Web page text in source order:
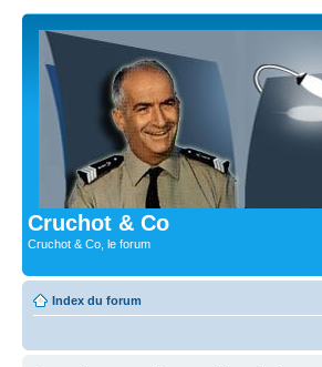
Cruchot & Co
Cruchot & Co, le forum
Index du forum